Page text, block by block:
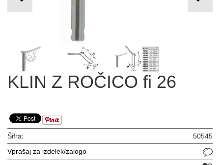
KLIN Z ROČICO fi 26
Šifra:
50545
Vprašaj za izdelek/zalogo